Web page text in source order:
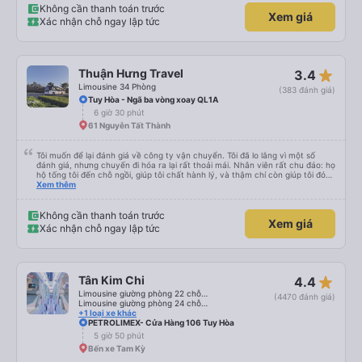
Không cần thanh toán trước
Xác nhận chỗ ngay lập tức
Xem giá
Thuận Hưng Travel
Limousine 34 Phòng
3.4 star_rate
(383 đánh giá)
Tuy Hòa - Ngã ba vòng xoay QL1A
6 giờ 30 phút
61 Nguyễn Tất Thành
Tôi muốn để lại đánh giá về công ty vận chuyển. Tôi đã lo lắng vì một số
đánh giá, nhưng chuyến đi hóa ra lại rất thoải mái. Nhân viên rất chu đáo: họ
hộ tống tôi đến chỗ ngồi, giúp tôi chất hành lý, và thậm chí còn giúp tôi đóng
gói giày. Điểm trừ duy nhất là xe buýt đến sớm hơn một tiếng so với giờ khởi
chọn công ty này.
Xem thêm
Không cần thanh toán trước
Xác nhận chỗ ngay lập tức
Xem giá
Tân Kim Chi
+1 loại xe khác
4.4 star_rate
(4470 đánh giá)
PETROLIMEX- Cửa Hàng 106 Tuy Hòa
5 giờ 50 phút
Bến xe Tam Kỳ